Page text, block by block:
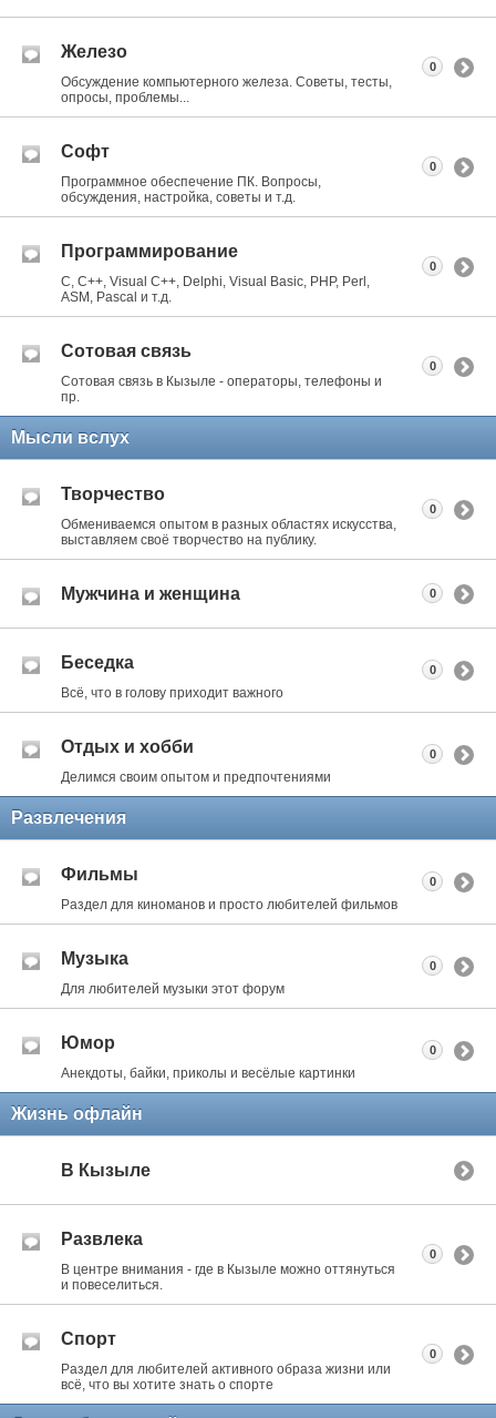
Железо
Обсуждение компьютерного железа. Советы, тесты,
опросы, проблемы...
0
Софт
Программное обеспечение ПК. Вопросы,
обсуждения, настройка, советы и т.д.
0
Программирование
C, C++, Visual C++, Delphi, Visual Basic, PHP, Perl,
ASM, Pascal и т.д.
0
Сотовая связь
Сотовая связь в Кызыле - операторы, телефоны и
пр.
0
Мысли вслух
Творчество
Обмениваемся опытом в разных областях искусства,
выставляем своё творчество на публику.
0
Мужчина и женщина 0
Беседка
Всё, что в голову приходит важного
0
Отдых и хобби
Делимся своим опытом и предпочтениями
0
Развлечения
Фильмы
Раздел для киноманов и просто любителей фильмов
0
Музыка
Для любителей музыки этот форум
0
Юмор
Анекдоты, байки, приколы и весёлые картинки
0
Жизнь офлайн
В Кызыле
Развлека
В центре внимания - где в Кызыле можно оттянуться
и повеселиться.
0
Спорт
Раздел для любителей активного образа жизни или
всё, что вы хотите знать о спорте
0